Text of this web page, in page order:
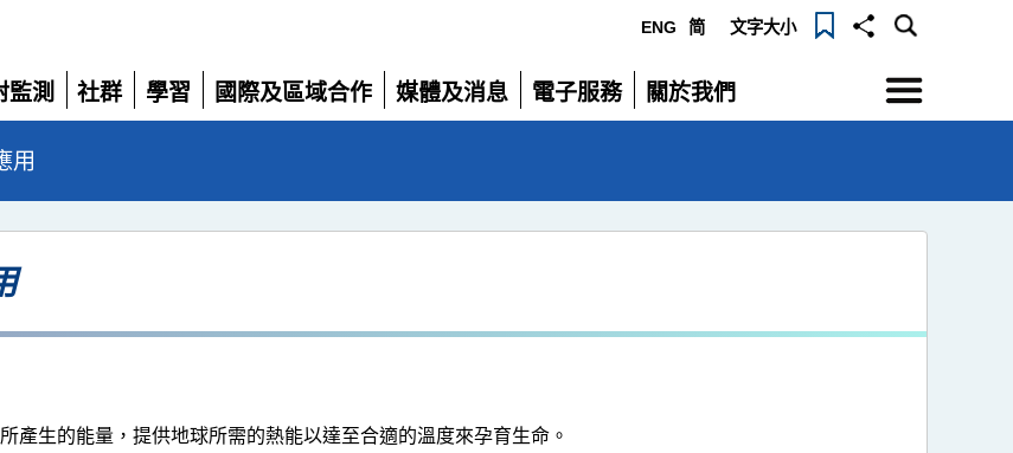
ENG 简 文字大小
監測
社群
展
學習
展
國際及區域合作
展
媒體及消息
展
電子服務
展
關於我們
展
選
單
用
產生的能量，提供地球所需的熱能以達至合適的溫度來孕育生命。